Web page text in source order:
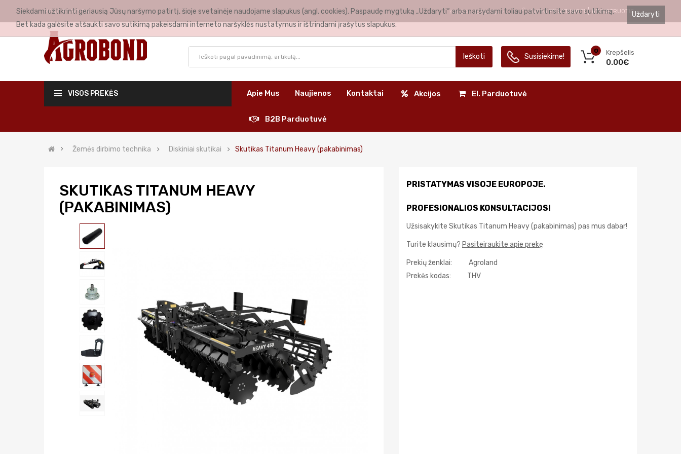
MANO PASKYRA KALBA LIETUVIŲ SVEIKI PRISIJUNGTI REGISTRUOTIS
Ieškoti Krepšelis
0
0.00€
Susisiekime!
VISOS PREKĖS Apie Mus Naujienos Kontaktai Akcijos El. Parduotuvė
B2B Parduotuvė
Žemės dirbimo technika Diskiniai skutikai Skutikas Titanum Heavy (pakabinimas)
SKUTIKAS TITANUM HEAVY
(PAKABINIMAS)
PRISTATYMAS VISOJE EUROPOJE.
PROFESIONALIOS KONSULTACIJOS!
Užsisakykite Skutikas Titanum Heavy (pakabinimas) pas mus dabar!
Turite klausimų? Pasiteiraukite apie prekę
Prekių ženklai:
Agroland
Prekės kodas:
THV
Uždaryti
Siekdami užtikrinti geriausią Jūsų naršymo patirtį, šioje svetainėje naudojame slapukus (angl. cookies). Paspaudę mygtuką „Uždaryti“ arba naršydami toliau patvirtinsite savo sutikimą.
Bet kada galėsite atšaukti savo sutikimą pakeisdami interneto naršyklės nustatymus ir ištrindami įrašytus slapukus.